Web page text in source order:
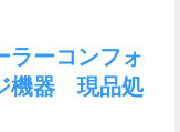
ラーコンフォ
機器 現品処